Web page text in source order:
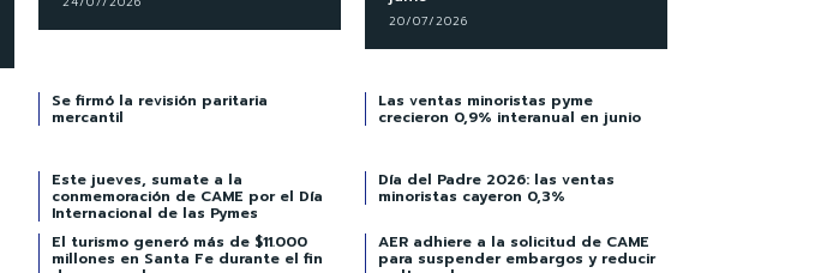
20/07/2026
Se firmó la revisión paritaria
mercantil
Las ventas minoristas pyme
crecieron 0,9% interanual en junio
Este jueves, sumate a la
conmemoración de CAME por el Día
Internacional de las Pymes
Día del Padre 2026: las ventas
minoristas cayeron 0,3%
El turismo generó más de $11.000
millones en Santa Fe durante el fin
AER adhiere a la solicitud de CAME
para suspender embargos y reducir